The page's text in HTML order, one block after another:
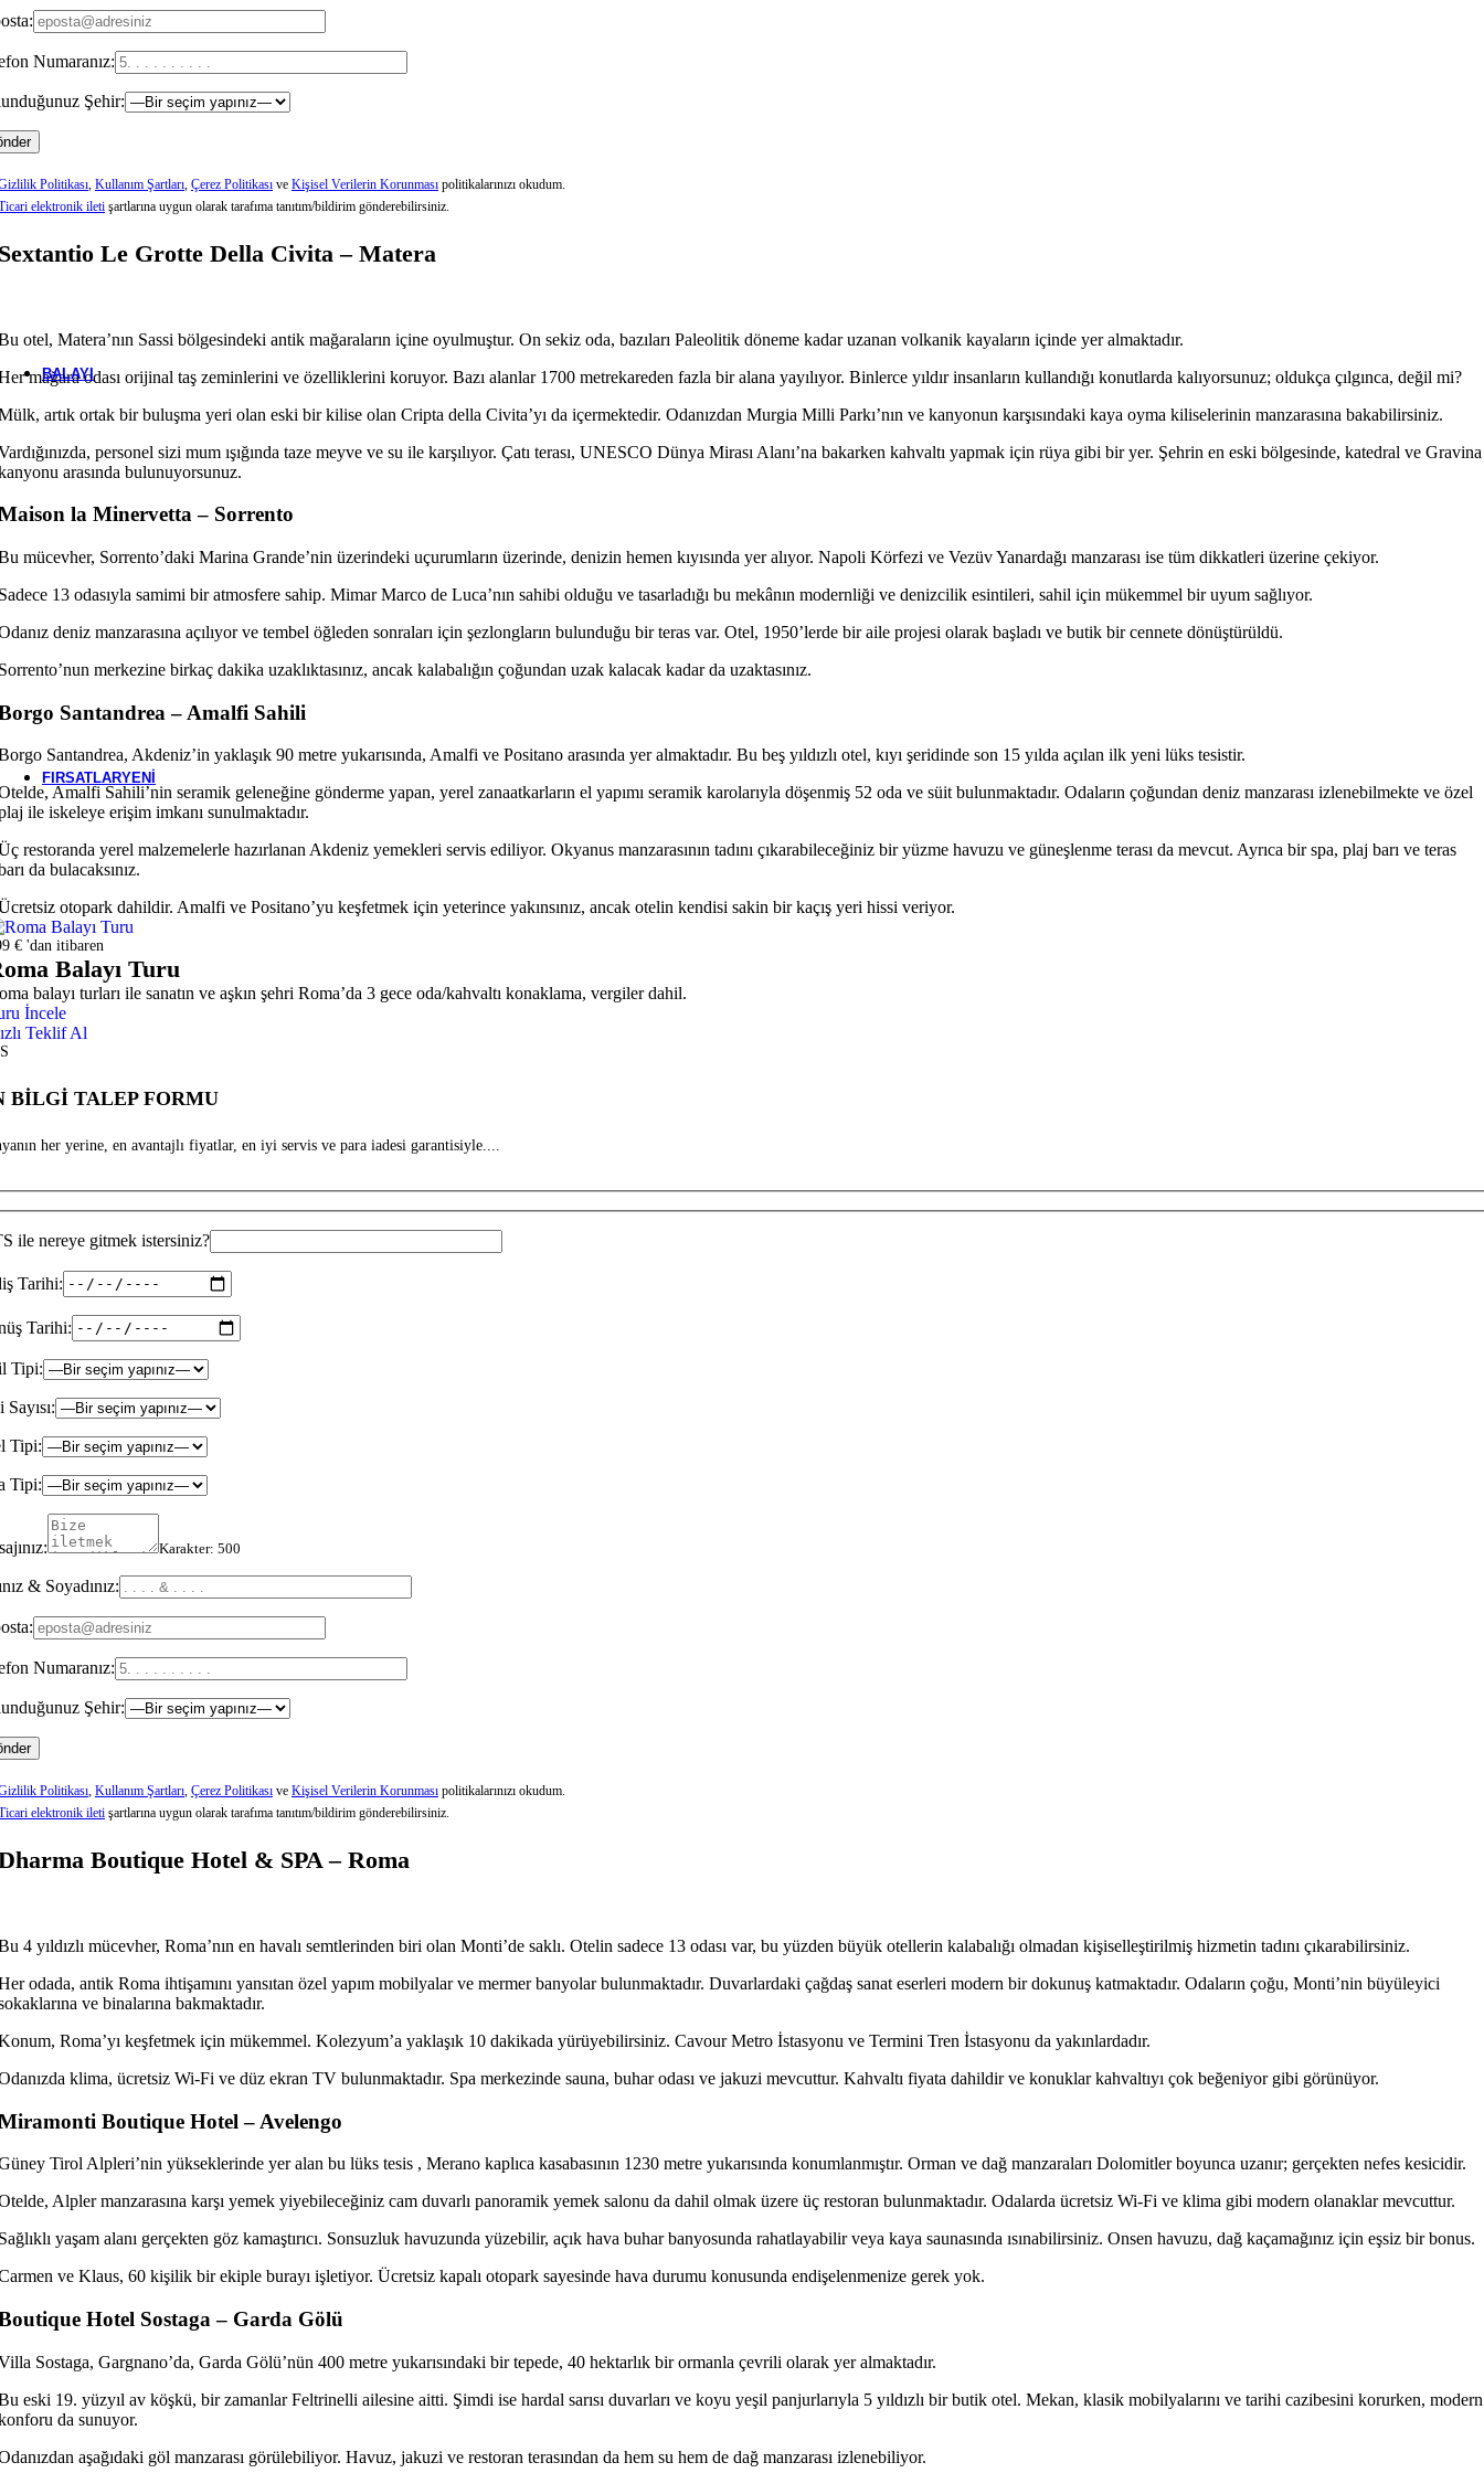
Karşılaştır
Beğen
Four Seasons Resort Seychelles
799 Orijinal fiyat: 799 €.679€Şu andaki fiyat: 679 €.
-25%
Hızlı Teklif Al
Karşılaştır
Beğen
69€ Orijinal fiyat: 69 €.52€ Şu andaki fiyat: 52 €. 'dan itibaren
BALAYI
Maldivler
Mauritius
Seyşeller
FIRSATLARYENI
Numaranız:
Şehir:
Politikası Kullanım Şartları Çerez Politikası ve Kişisel Verilerin Korunması politikalarınızı okudum.
elektronik ileti şartlarına uygun olarak tarafıma tanıtım/bildirim gönderebilirsiniz.
Le Grotte Della Civita – Matera
otel, Matera’nın Sassi bölgesindeki antik mağaraların içine oyulmuştur. On sekiz oda, bazıları Paleolitik döneme kadar uzanan volkanik kayaların içinde yer almaktadır.
mağara odası orijinal taş zeminlerini ve özelliklerini koruyor. Bazı alanlar 1700 metrekareden fazla bir alana yayılıyor. Binlerce yıldır insanların kullandığı konutlarda kalıyorsunuz; oldukça çılgınca, değil mi?
artık ortak bir buluşma yeri olan eski bir kilise olan Cripta della Civita’yı da içermektedir. Odanızdan Murgia Milli Parkı’nın ve kanyonun karşısındaki kaya oyma kiliselerinin manzarasına bakabilirsiniz.
personel sizi mum ışığında taze meyve ve su ile karşılıyor. Çatı terası, UNESCO Dünya Mirası Alanı’na bakarken kahvaltı yapmak için rüya gibi bir yer. Şehrin en eski bölgesinde, katedral ve Gravina
arasında bulunuyorsunuz.
la Minervetta – Sorrento
mücevher, Sorrento’daki Marina Grande’nin üzerindeki uçurumların üzerinde, denizin hemen kıyısında yer alıyor. Napoli Körfezi ve Vezüv Yanardağı manzarası ise tüm dikkatleri üzerine çekiyor.
13 odasıyla samimi bir atmosfere sahip. Mimar Marco de Luca’nın sahibi olduğu ve tasarladığı bu mekânın modernliği ve denizcilik esintileri, sahil için mükemmel bir uyum sağlıyor.
deniz manzarasına açılıyor ve tembel öğleden sonraları için şezlongların bulunduğu bir teras var. Otel, 1950’lerde bir aile projesi olarak başladı ve butik bir cennete dönüştürüldü.
merkezine birkaç dakika uzaklıktasınız, ancak kalabalığın çoğundan uzak kalacak kadar da uzaktasınız.
Santandrea – Amalfi Sahili
Santandrea, Akdeniz’in yaklaşık 90 metre yukarısında, Amalfi ve Positano arasında yer almaktadır. Bu beş yıldızlı otel, kıyı şeridinde son 15 yılda açılan ilk yeni lüks tesistir.
Amalfi Sahili’nin seramik geleneğine gönderme yapan, yerel zanaatkarların el yapımı seramik karolarıyla döşenmiş 52 oda ve süit bulunmaktadır. Odaların çoğundan deniz manzarası izlenebilmekte ve özel
ile iskeleye erişim imkanı sunulmaktadır.
restoranda yerel malzemelerle hazırlanan Akdeniz yemekleri servis ediliyor. Okyanus manzarasının tadını çıkarabileceğiniz bir yüzme havuzu ve güneşlenme terası da mevcut. Ayrıca bir spa, plaj barı ve teras
da bulacaksınız.
otopark dahildir. Amalfi ve Positano’yu keşfetmek için yeterince yakınsınız, ancak otelin kendisi sakin bir kaçış yeri hissi veriyor.
€ 'dan itibaren
Balayı Turu
balayı turları ile sanatın ve aşkın şehri Roma’da 3 gece oda/kahvaltı konaklama, vergiler dahil.
İncele
Teklif Al
BİLGİ TALEP FORMU
her yerine, en avantajlı fiyatlar, en iyi servis ve para iadesi garantisiyle....
ile nereye gitmek istersiniz?
Tarihi:
Tarihi:
Tipi:
Tipi:
Tipi:
Karakter: 500
& Soyadınız:
Numaranız:
Şehir:
Politikası, Kullanım Şartları, Çerez Politikası ve Kişisel Verilerin Korunması politikalarınızı okudum.
elektronik ileti şartlarına uygun olarak tarafıma tanıtım/bildirim gönderebilirsiniz.
Boutique Hotel & SPA – Roma
4 yıldızlı mücevher, Roma’nın en havalı semtlerinden biri olan Monti’de saklı. Otelin sadece 13 odası var, bu yüzden büyük otellerin kalabalığı olmadan kişiselleştirilmiş hizmetin tadını çıkarabilirsiniz.
odada, antik Roma ihtişamını yansıtan özel yapım mobilyalar ve mermer banyolar bulunmaktadır. Duvarlardaki çağdaş sanat eserleri modern bir dokunuş katmaktadır. Odaların çoğu, Monti’nin büyüleyici
ve binalarına bakmaktadır.
Roma’yı keşfetmek için mükemmel. Kolezyum’a yaklaşık 10 dakikada yürüyebilirsiniz. Cavour Metro İstasyonu ve Termini Tren İstasyonu da yakınlardadır.
klima, ücretsiz Wi-Fi ve düz ekran TV bulunmaktadır. Spa merkezinde sauna, buhar odası ve jakuzi mevcuttur. Kahvaltı fiyata dahildir ve konuklar kahvaltıyı çok beğeniyor gibi görünüyor.
Boutique Hotel – Avelengo
Tirol Alpleri’nin yükseklerinde yer alan bu lüks tesis , Merano kaplıca kasabasının 1230 metre yukarısında konumlanmıştır. Orman ve dağ manzaraları Dolomitler boyunca uzanır; gerçekten nefes kesicidir.
Alpler manzarasına karşı yemek yiyebileceğiniz cam duvarlı panoramik yemek salonu da dahil olmak üzere üç restoran bulunmaktadır. Odalarda ücretsiz Wi-Fi ve klima gibi modern olanaklar mevcuttur.
yaşam alanı gerçekten göz kamaştırıcı. Sonsuzluk havuzunda yüzebilir, açık hava buhar banyosunda rahatlayabilir veya kaya saunasında ısınabilirsiniz. Onsen havuzu, dağ kaçamağınız için eşsiz bir bonus.
ve Klaus, 60 kişilik bir ekiple burayı işletiyor. Ücretsiz kapalı otopark sayesinde hava durumu konusunda endişelenmenize gerek yok.
Hotel Sostaga – Garda Gölü
Sostaga, Gargnano’da, Garda Gölü’nün 400 metre yukarısındaki bir tepede, 40 hektarlık bir ormanla çevrili olarak yer almaktadır.
eski 19. yüzyıl av köşkü, bir zamanlar Feltrinelli ailesine aitti. Şimdi ise hardal sarısı duvarları ve koyu yeşil panjurlarıyla 5 yıldızlı bir butik otel. Mekan, klasik mobilyalarını ve tarihi cazibesini korurken, modern
da sunuyor.
aşağıdaki göl manzarası görülebiliyor. Havuz, jakuzi ve restoran terasından da hem su hem de dağ manzarası izlenebiliyor.